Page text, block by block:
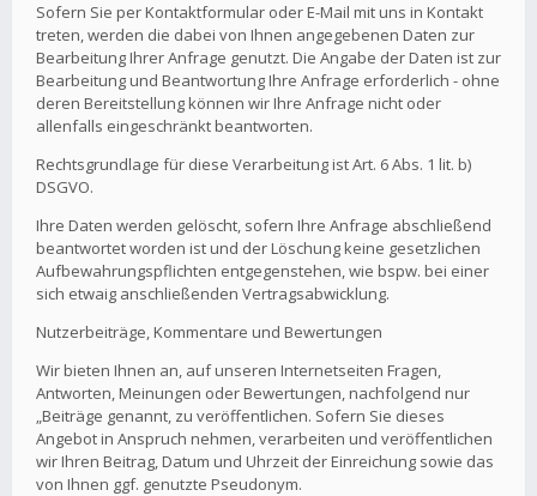
Sofern Sie per Kontaktformular oder E-Mail mit uns in Kontakt
treten, werden die dabei von Ihnen angegebenen Daten zur
Bearbeitung Ihrer Anfrage genutzt. Die Angabe der Daten ist zur
Bearbeitung und Beantwortung Ihre Anfrage erforderlich - ohne
deren Bereitstellung können wir Ihre Anfrage nicht oder
allenfalls eingeschränkt beantworten.
Rechtsgrundlage für diese Verarbeitung ist Art. 6 Abs. 1 lit. b)
DSGVO.
Ihre Daten werden gelöscht, sofern Ihre Anfrage abschließend
beantwortet worden ist und der Löschung keine gesetzlichen
Aufbewahrungspflichten entgegenstehen, wie bspw. bei einer
sich etwaig anschließenden Vertragsabwicklung.
Nutzerbeiträge, Kommentare und Bewertungen
Wir bieten Ihnen an, auf unseren Internetseiten Fragen,
Antworten, Meinungen oder Bewertungen, nachfolgend nur
„Beiträge genannt, zu veröffentlichen. Sofern Sie dieses
Angebot in Anspruch nehmen, verarbeiten und veröffentlichen
wir Ihren Beitrag, Datum und Uhrzeit der Einreichung sowie das
von Ihnen ggf. genutzte Pseudonym.